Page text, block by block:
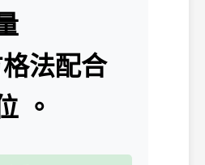
法配合
。